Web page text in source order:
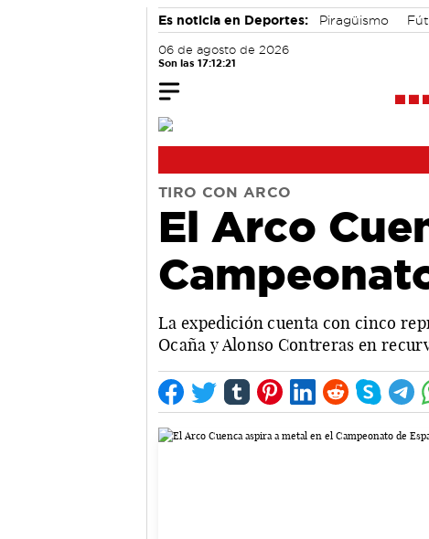
Es noticia en Deportes: Piragüismo
06 de agosto de 2026
Son las 17:12:22
TIRO CON ARCO
El Arco
La expedición cuenta con cinco
Ocaña y Alonso Contreras en